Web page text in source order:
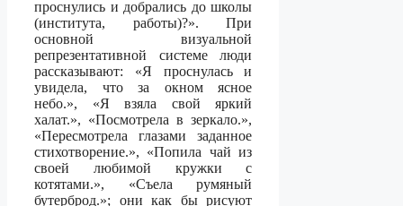
проснулись и добрались до школы
(института, работы)?». При
основной визуальной
репрезентативной системе люди
рассказывают: «Я проснулась и
увидела, что за окном ясное
небо.», «Я взяла свой яркий
халат.», «Посмотрела в зеркало.»,
«Пересмотрела глазами заданное
стихотворение.», «Попила чай из
своей любимой кружки с
котятами.», «Съела румяный
бутерброд.»; они как бы рисуют